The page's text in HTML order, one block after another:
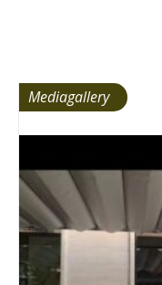
Mediagallery